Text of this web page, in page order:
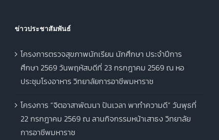
ข่าวประชาสัมพันธ์
โครงการตรวจสุขภาพนักเรียน นักศึกษา ประจำปีการ
ศึกษา 2569 วันพฤหัสบดีที่ 23 กรกฎาคม 2569 ณ หอ
ประชุมโรงอาหาร วิทยาลัยการอาชีพมหาราช
โครงการ “จิตอาสาพัฒนา ปันเวลา พาทำความดี” วันพุธที่
22 กรกฎาคม 2569 ณ ลานกิจกรรมหน้าเสาธง วิทยาลัย
การอาชีพมหาราช